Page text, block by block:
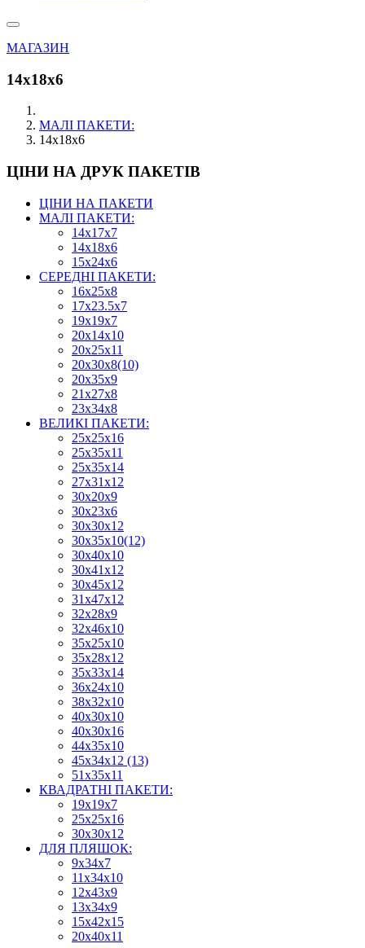
МАГАЗИН
14х18х6
МАЛІ ПАКЕТИ:
14х18х6
ЦІНИ НА ДРУК ПАКЕТІВ
ЦІНИ НА ПАКЕТИ
МАЛІ ПАКЕТИ:
14х17х7
14х18х6
15х24х6
СЕРЕДНІ ПАКЕТИ:
16х25х8
17х23.5х7
19х19х7
20х14х10
20х25х11
20х30х8(10)
20х35х9
21х27х8
23х34х8
ВЕЛИКІ ПАКЕТИ:
25х25х16
25х35х11
25х35х14
27х31х12
30х20х9
30х23х6
30х30х12
30х35х10(12)
30х40х10
30х41х12
30х45х12
31х47х12
32х28х9
32х46х10
35х25х10
35х28х12
35х33х14
36х24х10
38х32х10
40х30х10
40х30х16
44х35х10
45х34х12 (13)
51х35х11
КВАДРАТНІ ПАКЕТИ:
19х19х7
25х25х16
30х30х12
ДЛЯ ПЛЯШОК:
9х34х7
11х34х10
12х43х9
13х34х9
15х42х15
20х40х11